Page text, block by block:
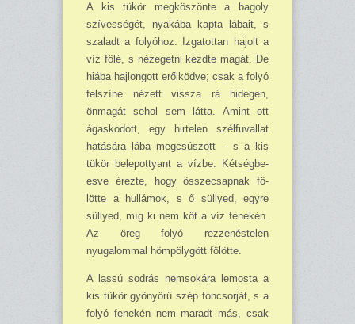
A kis tükör megköszönte a bagoly
szívességét, nya­kába kapta lábait, s
sza­ladt a folyóhoz. Izgatottan hajolt a
víz fölé, s néze­getni kezdte magát. De
hiába hajlongott erőlköd­ve; csak a folyó
felszíne nézett vissza rá hidegen,
önmagát sehol sem látta. Amint ott
ágaskodott, egy hirtelen szélfuvallat
hatá­sára lába megcsúszott – s a kis
tükör belepottyant a vízbe. Két­ség­be­
esve érez­te, hogy összecsapnak fö­
lötte a hullámok, s ő süllyed, egyre
süllyed, míg ki nem köt a víz fenekén.
Az öreg folyó rezzenéstelen
nyugalommal hömpölygött fölötte.
A lassú sodrás nemso­kára lemosta a
kis tükör gyönyörű szép foncsorját, s a
folyó fenekén nem ma­radt más, csak